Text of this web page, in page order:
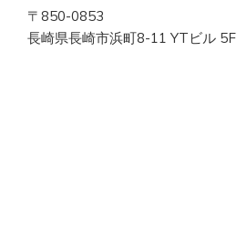
〒850-0853
長崎県長崎市浜町8-11 YTビル 5F